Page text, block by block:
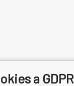
a GDPR